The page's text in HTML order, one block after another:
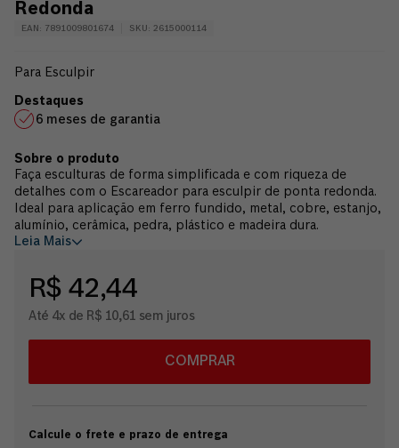
Redonda
EAN : 7891009801674 SKU : 2615000114
Para Esculpir
6 meses de garantia
Faça esculturas de forma simplificada e com riqueza de
detalhes com o Escareador para esculpir de ponta redonda.
Ideal para aplicação em ferro fundido, metal, cobre, estanjo,
alumínio, cerâmica, pedra, plástico e madeira dura.
Leia Mais
R$ 42,44
Até 4x de R$ 10,61 sem juros
COMPRAR
Calcule o frete e prazo de entrega